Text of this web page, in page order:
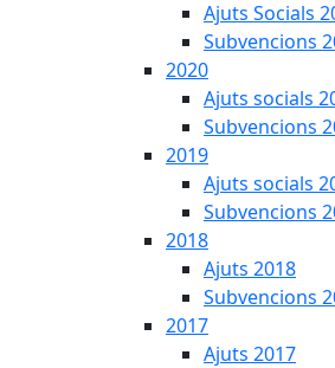
Ajuts Socials
Subvencions
2020
Ajuts socials
Subvencions
2019
Ajuts socials
Subvencions
2018
Ajuts 2018
Subvencions
2017
Ajuts 2017